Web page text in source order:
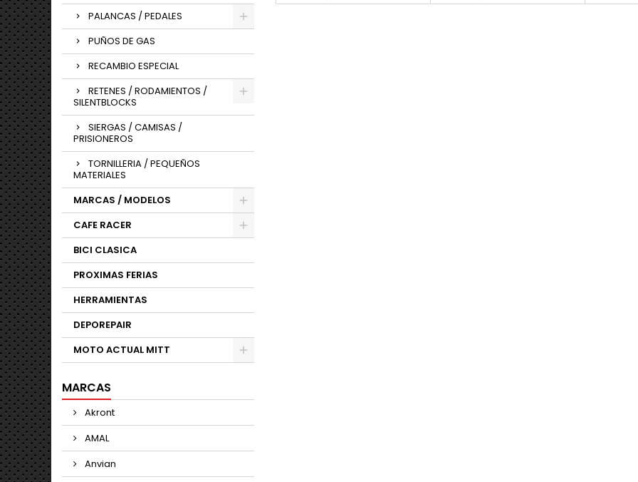
PALANCAS / PEDALES
PUÑOS DE GAS
RECAMBIO ESPECIAL
RETENES / RODAMIENTOS /
SILENTBLOCKS
SIERGAS / CAMISAS /
PRISIONEROS
TORNILLERIA / PEQUEÑOS
MATERIALES
MARCAS / MODELOS
CAFE RACER
BICI CLASICA
PROXIMAS FERIAS
HERRAMIENTAS
DEPOREPAIR
MOTO ACTUAL MITT
MARCAS
Akront
AMAL
Anvian